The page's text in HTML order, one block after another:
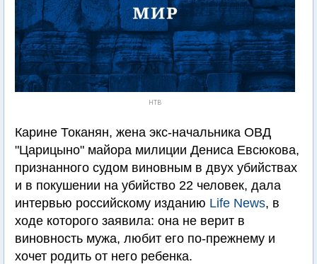
НТВ
Карине Токанян, жена экс-начальника ОВД
"Царицыно" майора милиции Дениса Евсюкова,
признанного судом виновным в двух убийствах
и в покушении на убийство 22 человек, дала
интервью российскому изданию Life News, в
ходе которого заявила: она не верит в
виновность мужа, любит его по-прежнему и
хочет родить от него ребенка.